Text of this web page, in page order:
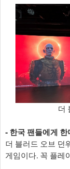
더
- 한국 팬들에게
더 블러드 오브 던
게임이다. 꼭 플레